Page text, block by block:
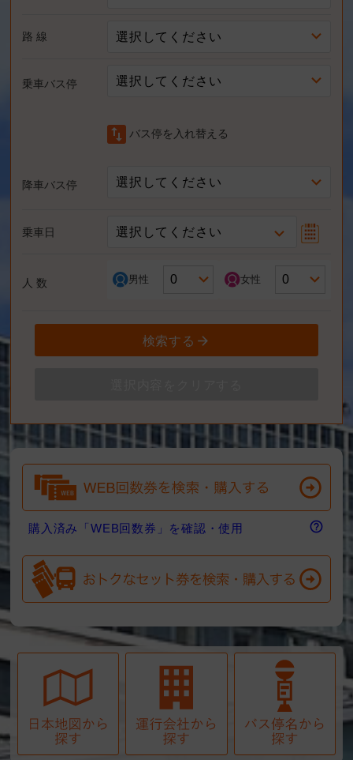
路 線 選択してください
乗車バス停 選択してください
swap_vert バス停を入れ替える
降車バス停 選択してください
乗車日 選択してください
人 数 男性 女性
検索する
出発地
都道府県
選択してください
エリア 指定なし
到着地
都道府県
選択してください
エリア 指定なし
乗車バス停名
検索する
る際はログインして下さい。
ログインする
購入済み「WEB回数券」
系統 選択してください
選択してください
人員区分 大人 小人
インして下さい。
ログインする
登録路線
選択してください
乗車バス停 選択してください。
swap_vert
降車バス停 選択してください。
選択してください
購入済み「WEB回数券」を確認・使用